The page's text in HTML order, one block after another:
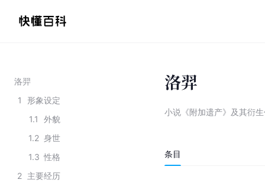
洛羿
1
形象设定
1.1
外貌
1.2 身世
1.3 性格
2 主要经历
洛羿
小说《附加遗产》及其衍
条目